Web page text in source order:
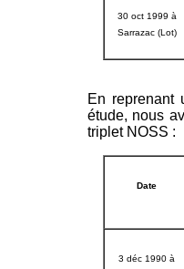
30 oct 1999 à
Sarrazac (Lot)
En reprenant
étude, nous
triplet NOSS :
Date
3 déc 1990 à